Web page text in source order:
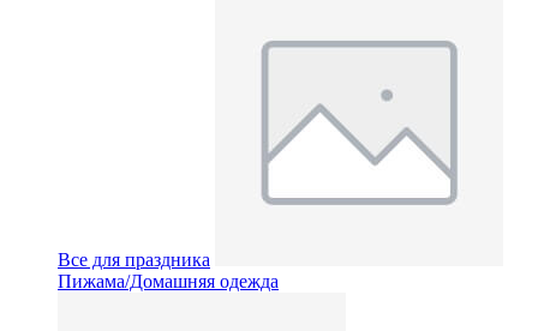
Все для праздника
Пижама/Домашняя одежда